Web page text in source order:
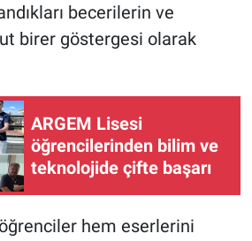
becerilerin ve
birer göstergesi olarak
ARGEM Lisesi
öğrencilerinden bilim ve
teknolojide çifte başarı
hem eserlerini